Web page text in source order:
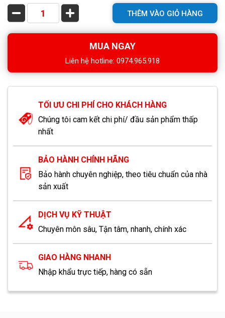
THÊM VÀO GIỎ HÀNG
MUA NGAY
Liên hệ hotline: 0974.965.918
TỐI ƯU CHI PHÍ CHO KHÁCH HÀNG
Chúng tôi cam kết chi phí/ đầu sản phẩm thấp
nhất
BẢO HÀNH CHÍNH HÃNG
Bảo hành chuyên nghiệp, theo tiêu chuẩn của nhà
sản xuất
DỊCH VỤ KỸ THUẬT
Chuyên môn sâu, Tận tâm, nhanh, chính xác
GIAO HÀNG NHANH
Nhập khẩu trực tiếp, hàng có sẵn